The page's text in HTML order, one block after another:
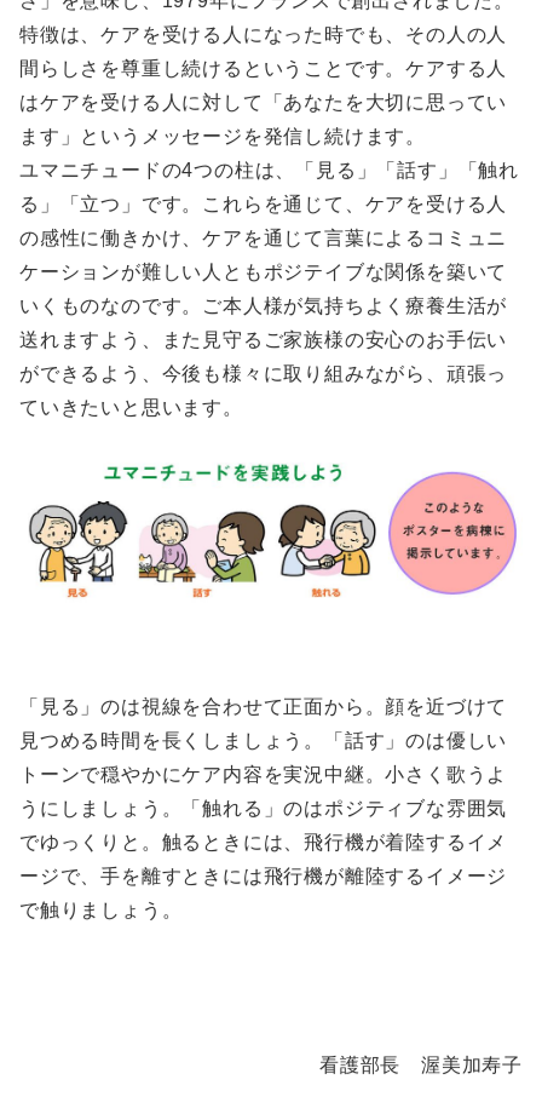
特徴は、ケアを受ける人になった時でも、その人の人
間らしさを尊重し続けるということです。ケアする人
はケアを受ける人に対して「あなたを大切に思ってい
ます」というメッセージを発信し続けます。
ユマニチュードの4つの柱は、「見る」「話す」「触れ
る」「立つ」です。これらを通じて、ケアを受ける人
の感性に働きかけ、ケアを通じて言葉によるコミュニ
ケーションが難しい人ともポジテイブな関係を築いて
いくものなのです。ご本人様が気持ちよく療養生活が
送れますよう、また見守るご家族様の安心のお手伝い
ができるよう、今後も様々に取り組みながら、頑張っ
ていきたいと思います。
「見る」のは視線を合わせて正面から。顔を近づけて
見つめる時間を長くしましょう。「話す」のは優しい
トーンで穏やかにケア内容を実況中継。小さく歌うよ
うにしましょう。「触れる」のはポジティブな雰囲気
でゆっくりと。触るときには、飛行機が着陸するイメ
ージで、手を離すときには飛行機が離陸するイメージ
で触りましょう。
看護部長 渥美加寿子